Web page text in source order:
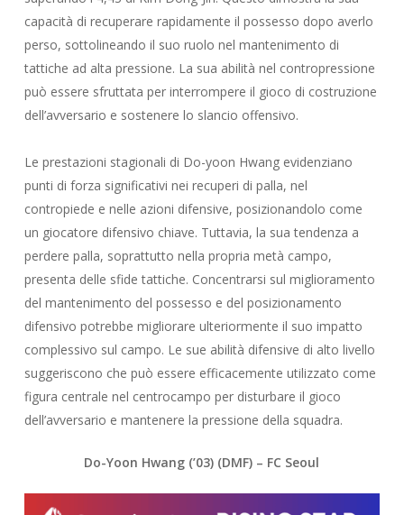
capacità di recuperare rapidamente il possesso dopo averlo
perso, sottolineando il suo ruolo nel mantenimento di
tattiche ad alta pressione. La sua abilità nel contropressione
può essere sfruttata per interrompere il gioco di costruzione
dell’avversario e sostenere lo slancio offensivo.
Le prestazioni stagionali di Do-yoon Hwang evidenziano
punti di forza significativi nei recuperi di palla, nel
contropiede e nelle azioni difensive, posizionandolo come
un giocatore difensivo chiave. Tuttavia, la sua tendenza a
perdere palla, soprattutto nella propria metà campo,
presenta delle sfide tattiche. Concentrarsi sul miglioramento
del mantenimento del possesso e del posizionamento
difensivo potrebbe migliorare ulteriormente il suo impatto
complessivo sul campo. Le sue abilità difensive di alto livello
suggeriscono che può essere efficacemente utilizzato come
figura centrale nel centrocampo per disturbare il gioco
dell’avversario e mantenere la pressione della squadra.
Do-Yoon Hwang (’03) (DMF) – FC Seoul